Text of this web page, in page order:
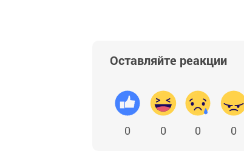
Оставляйте реакции
0 0 0 0